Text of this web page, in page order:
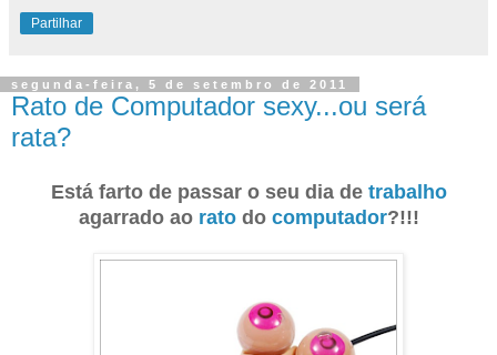
Partilhar
segunda-feira, 5 de setembro de 2011
Rato de Computador sexy...ou será
rata?
Está farto de passar o seu dia de trabalho
agarrado ao ratodo computador?!!!